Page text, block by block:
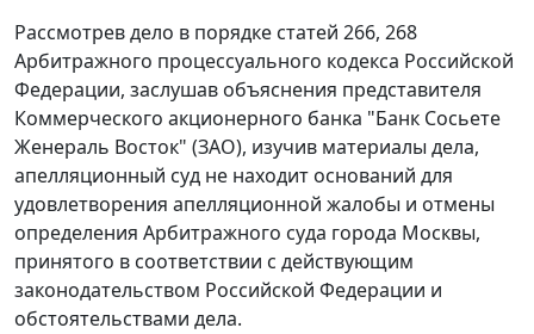
Рассмотрев дело в порядке статей 266, 268
Арбитражного процессуального кодекса Российской
Федерации, заслушав объяснения представителя
Коммерческого акционерного банка "Банк Сосьете
Женераль Восток" (ЗАО), изучив материалы дела,
апелляционный суд не находит оснований для
удовлетворения апелляционной жалобы и отмены
определения Арбитражного суда города Москвы,
принятого в соответствии с действующим
законодательством Российской Федерации и
обстоятельствами дела.